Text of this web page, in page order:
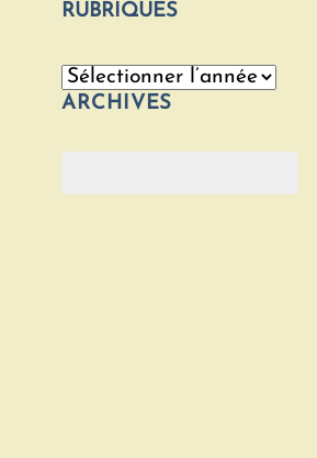
RUBRIQUES
Archives
ARCHIVES